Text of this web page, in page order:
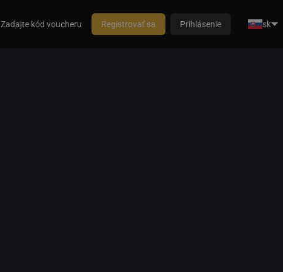
Zadajte kód voucheru Registrovať sa Prihlásenie sk